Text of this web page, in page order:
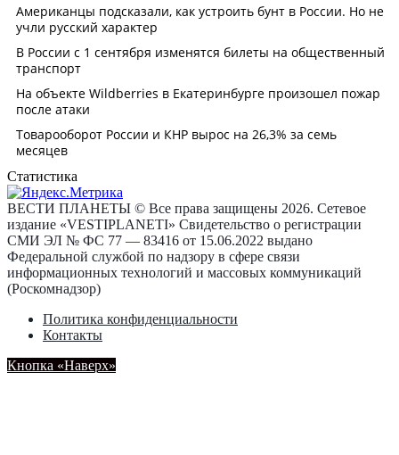
Статистика
ВЕСТИ ПЛАНЕТЫ © Все права защищены 2026. Сетевое
издание «VESTIPLANETI» Свидетельство о регистрации
СМИ ЭЛ № ФС 77 — 83416 от 15.06.2022 выдано
Федеральной службой по надзору в сфере связи
информационных технологий и массовых коммуникаций
(Роскомнадзор)
Политика конфиденциальности
Контакты
Кнопка «Наверх»